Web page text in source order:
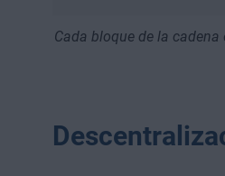
Cada bloque de la